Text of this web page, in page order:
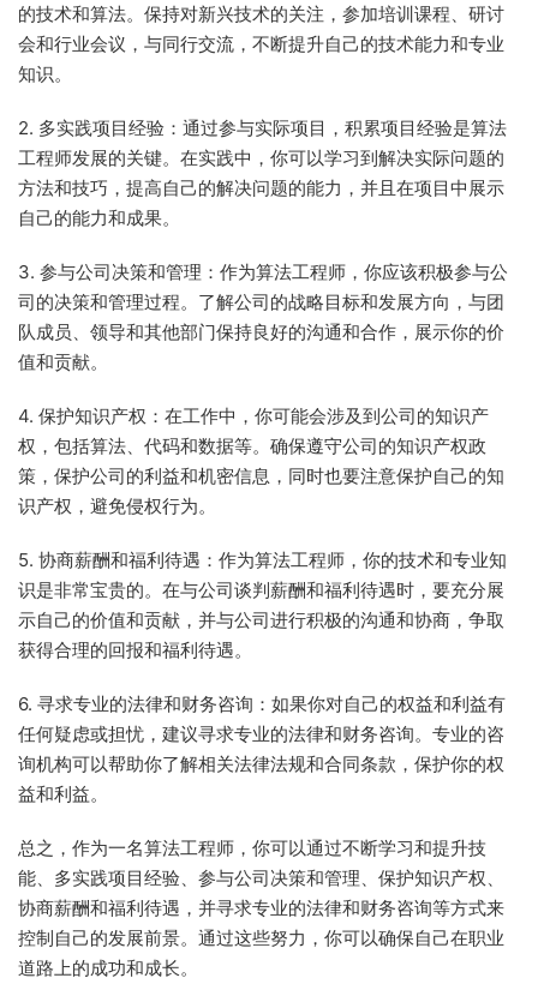
的技术和算法。保持对新兴技术的关注，参加培训课程、研讨
会和行业会议，与同行交流，不断提升自己的技术能力和专业
知识。
2. 多实践项目经验：通过参与实际项目，积累项目经验是算法
工程师发展的关键。在实践中，你可以学习到解决实际问题的
方法和技巧，提高自己的解决问题的能力，并且在项目中展示
自己的能力和成果。
3. 参与公司决策和管理：作为算法工程师，你应该积极参与公
司的决策和管理过程。了解公司的战略目标和发展方向，与团
队成员、领导和其他部门保持良好的沟通和合作，展示你的价
值和贡献。
4. 保护知识产权：在工作中，你可能会涉及到公司的知识产
权，包括算法、代码和数据等。确保遵守公司的知识产权政
策，保护公司的利益和机密信息，同时也要注意保护自己的知
识产权，避免侵权行为。
5. 协商薪酬和福利待遇：作为算法工程师，你的技术和专业知
识是非常宝贵的。在与公司谈判薪酬和福利待遇时，要充分展
示自己的价值和贡献，并与公司进行积极的沟通和协商，争取
获得合理的回报和福利待遇。
6. 寻求专业的法律和财务咨询：如果你对自己的权益和利益有
任何疑虑或担忧，建议寻求专业的法律和财务咨询。专业的咨
询机构可以帮助你了解相关法律法规和合同条款，保护你的权
益和利益。
总之，作为一名算法工程师，你可以通过不断学习和提升技
能、多实践项目经验、参与公司决策和管理、保护知识产权、
协商薪酬和福利待遇，并寻求专业的法律和财务咨询等方式来
控制自己的发展前景。通过这些努力，你可以确保自己在职业
道路上的成功和成长。